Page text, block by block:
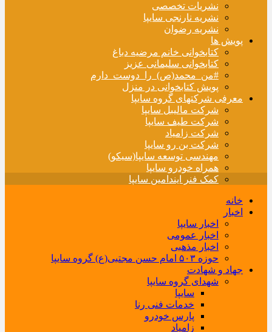
نشریات تخصصی
نشریه نارنجی سایپا
نشریه رضوان
پویش ها
کتابخوانی خانم مرضیه دباغ
کتابخوانی سلیمانی عزیز
#من_محمد(ص)_را_دوست_دارم
پویش کتابخوانی در منزل
معرفی شرکتهای گروه سایپا
شرکت مالیبل سایپا
شرکت طیف سایپا
شرکت زامیاد
شرکت بن رو سایپا
مهندسی توسعه سایپا(سیکو)
همراه خودرو سایپا
کمک فنر ایندامین سایپا
خانه
اخبار
اخبار سایپا
اخبار عمومی
اخبار مذهبی
حوزه ۵۰۳ امام حسن مجتبی(ع) گروه سایپا
جهاد و شهادت
شهدای گروه سایپا
سایپا
خدمات فنی رنا
پارس خودرو
زامیاد